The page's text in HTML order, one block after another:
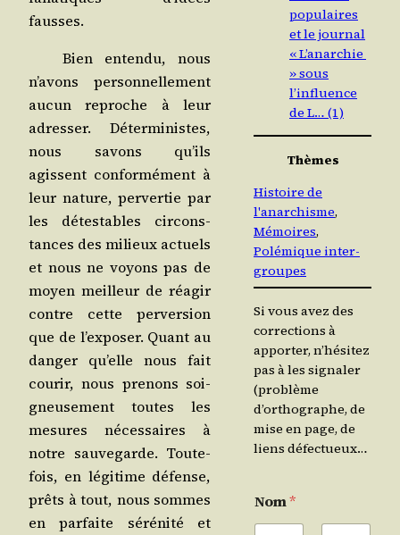
fausses.
Bien enten­du, nous
n’a­vons per­son­nel­le­ment
aucun reproche à leur
adres­ser. Déter­mi­nistes,
nous savons qu’ils
agissent confor­mé­ment à
leur nature, per­ver­tie par
les détes­tables cir­cons­
tances des milieux actuels
et nous ne voyons pas de
moyen meilleur de réagir
contre cette per­ver­sion
que de l’ex­po­ser. Quant au
dan­ger qu’elle nous fait
cou­rir, nous pre­nons soi­
gneu­se­ment toutes les
mesures néces­saires à
notre sau­ve­garde. Tou­te­
fois, en légi­time défense,
prêts à tout, nous sommes
en par­faite séré­ni­té et
populaires
et le journal
« L’anarchie
» sous
l’influence
de L… (1)
Thèmes
Histoire de
l'anarchisme
Mémoires
Polémique inter-
groupes
Si vous avez des
corrections à
apporter, n’hésitez
pas à les signaler
(problème
d’orthographe, de
mise en page, de
liens défectueux…
Nom*